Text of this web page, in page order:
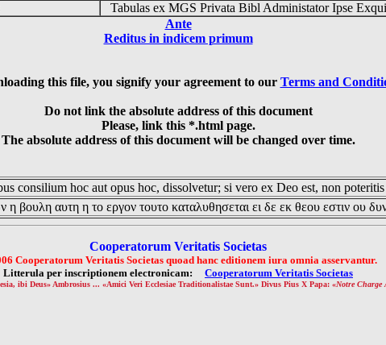
Tabulas ex MGS Privata Bibl Administator Ipse
Ante
Reditus in indicem primum
this file, you signify your agreement to our Terms and
Do not link the absolute address of this document
Please, link this *.html page.
The absolute address of this document will be changed over time.
consilium hoc aut opus hoc, dissolvetur; si vero ex Deo est, non
βουλη αυτη η το εργον τουτο καταλυθησεται ει δε εκ θεου εστιν ου
Cooperatorum Veritatis Societas
Cooperatorum Veritatis Societas quoad hanc editionem iura omnia asservantur.
Litterula per inscriptionem electronicam: Cooperatorum Veritatis Societas
ibi Deus» Ambrosius ... «Amici Veri Ecclesiae Traditionalistae Sunt.» Divus Pius X Papa: «Notre Charge